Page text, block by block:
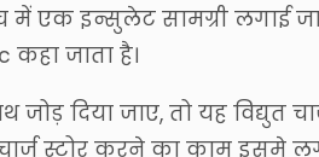
में एक इन्सुलेट सामग्री लगाई
कहा जाता है।
दिया जाए, तो यह विद्युत
स्टोर करने का काम इसमे